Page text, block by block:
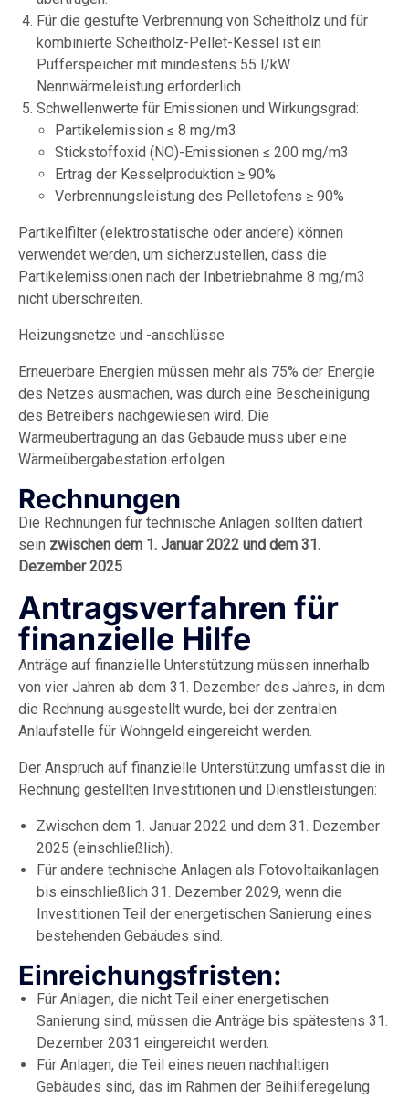
Für die gestufte Verbrennung von Scheitholz und für
kombinierte Scheitholz-Pellet-Kessel ist ein
Pufferspeicher mit mindestens 55 l/kW
Nennwärmeleistung erforderlich.
Schwellenwerte für Emissionen und Wirkungsgrad:
Partikelemission ≤ 8 mg/m3
Stickstoffoxid (NO)-Emissionen ≤ 200 mg/m3
Ertrag der Kesselproduktion ≥ 90%
Verbrennungsleistung des Pelletofens ≥ 90%
Partikelfilter (elektrostatische oder andere) können
verwendet werden, um sicherzustellen, dass die
Partikelemissionen nach der Inbetriebnahme 8 mg/m3
nicht überschreiten.
Heizungsnetze und -anschlüsse
Erneuerbare Energien müssen mehr als 75% der Energie
des Netzes ausmachen, was durch eine Bescheinigung
des Betreibers nachgewiesen wird. Die
Wärmeübertragung an das Gebäude muss über eine
Wärmeübergabestation erfolgen.
Rechnungen
Die Rechnungen für technische Anlagen sollten datiert
sein zwischen dem 1. Januar 2022 und dem 31.
Dezember 2025.
Antragsverfahren für
finanzielle Hilfe
Anträge auf finanzielle Unterstützung müssen innerhalb
von vier Jahren ab dem 31. Dezember des Jahres, in dem
die Rechnung ausgestellt wurde, bei der zentralen
Anlaufstelle für Wohngeld eingereicht werden.
Der Anspruch auf finanzielle Unterstützung umfasst die in
Rechnung gestellten Investitionen und Dienstleistungen:
Zwischen dem 1. Januar 2022 und dem 31. Dezember
2025 (einschließlich).
Für andere technische Anlagen als Fotovoltaikanlagen
bis einschließlich 31. Dezember 2029, wenn die
Investitionen Teil der energetischen Sanierung eines
bestehenden Gebäudes sind.
Einreichungsfristen:
Für Anlagen, die nicht Teil einer energetischen
Sanierung sind, müssen die Anträge bis spätestens 31.
Dezember 2031 eingereicht werden.
Für Anlagen, die Teil eines neuen nachhaltigen
Gebäudes sind, das im Rahmen der Beihilferegelung